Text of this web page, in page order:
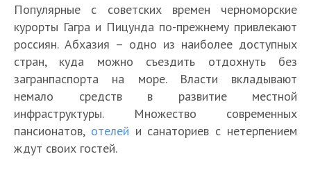
Популярные с советских времен черноморские
курорты Гагра и Пицунда по-прежнему привлекают
россиян. Абхазия – одно из наиболее доступных
стран, куда можно съездить отдохнуть без
загранпаспорта на море. Власти вкладывают
немало средств в развитие местной
инфраструктуры. Множество современных
пансионатов, отелей и санаториев с нетерпением
ждут своих гостей.